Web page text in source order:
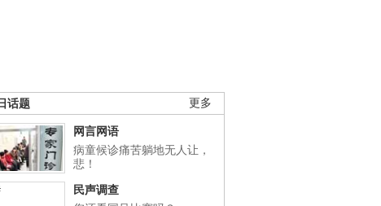
更多
话题
网言网语
病童候诊痛苦躺地无人让，
悲！
民声调查